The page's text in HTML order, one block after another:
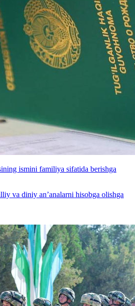
ismini familiya sifatida berishga
va diniy an’analarni hisobga olishga